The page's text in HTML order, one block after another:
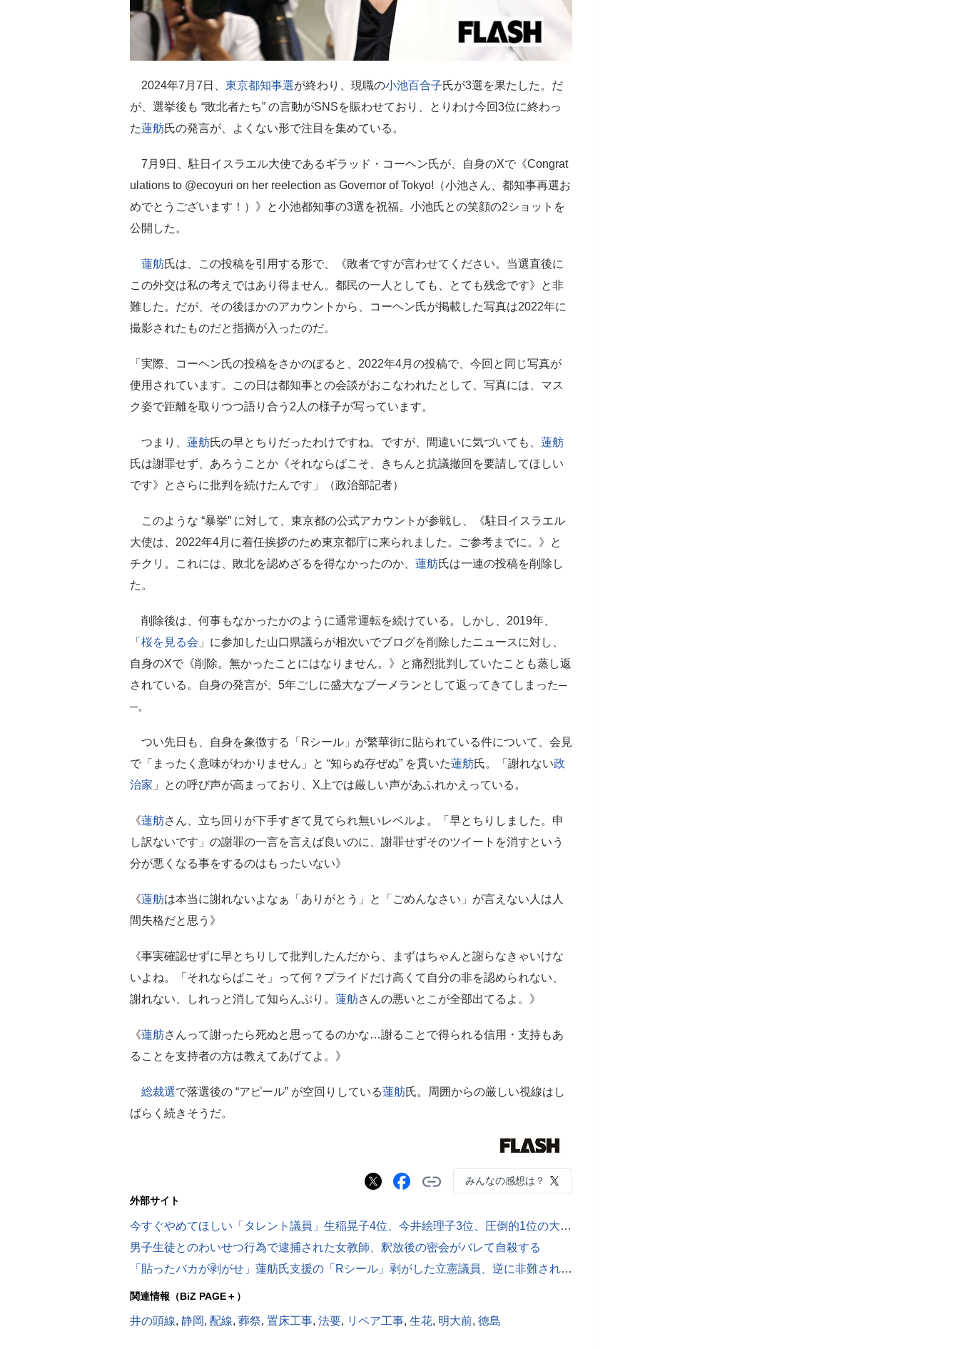
2024年7月7日、 東京都知事選が終わり、現職の小池百合子氏が3選を果たした。だ
が、選挙後も “敗北者たち” の言動がSNSを賑わせており、とりわけ今回3位に終わっ
た蓮舫氏の発言が、よくない形で注目を集めている。
7月9日、駐日イスラエル大使であるギラッド・コーヘン氏が、自身のXで《Congrat
ulations to @ecoyuri on her reelection as Governor of Tokyo!（小池さん、都知事再選お
めでとうございます！）》と小池都知事の3選を祝福。小池氏との笑顔の2ショットを
公開した。
蓮舫氏は、この投稿を引用する形で、《敗者ですが言わせてください。当選直後に
この外交は私の考えではあり得ません。都民の一人としても、とても残念です》と非
難した。だが、その後ほかのアカウントから、コーヘン氏が掲載した写真は2022年に
撮影されたものだと指摘が入ったのだ。
「実際、コーヘン氏の投稿をさかのぼると、2022年4月の投稿で、今回と同じ写真が
使用されています。この日は都知事との会談がおこなわれたとして、写真には、マス
ク姿で距離を取りつつ語り合う2人の様子が写っています。
つまり、 蓮舫氏の早とちりだったわけですね。ですが、間違いに気づいても、 蓮舫
氏は謝罪せず、あろうことか《それならばこそ、きちんと抗議撤回を要請してほしい
です》とさらに批判を続けたんです」（政治部記者）
このような “暴挙” に対して、東京都の公式アカウントが参戦し、《駐日イスラエル
大使は、2022年4月に着任挨拶のため東京都庁に来られました。ご参考までに。》と
チクリ。これには、敗北を認めざるを得なかったのか、 蓮舫氏は一連の投稿を削除し
た。
削除後は、何事もなかったかのように通常運転を続けている。しかし、2019年、
「 桜を見る会 」に参加した山口県議らが相次いでブログを削除したニュースに対し、
自身のXで《削除。無かったことにはなりません。》と痛烈批判していたことも蒸し返
されている。自身の発言が、5年ごしに盛大なブーメランとして返ってきてしまった─
─。
つい先日も、自身を象徴する「Rシール」が繁華街に貼られている件について、会見
で「まったく意味がわかりません」と “知らぬ存ぜぬ” を貫いた蓮舫氏。「謝れない政
治家 」との呼び声が高まっており、X上では厳しい声があふれかえっている。
《蓮舫さん、立ち回りが下手すぎて見てられ無いレベルよ。「早とちりしました。申
し訳ないです」の謝罪の一言を言えば良いのに、謝罪せずそのツイートを消すという
分が悪くなる事をするのはもったいない》
《蓮舫は本当に謝れないよなぁ「ありがとう」と「ごめんなさい」が言えない人は人
間失格だと思う》
《事実確認せずに早とちりして批判したんだから、まずはちゃんと謝らなきゃいけな
いよね。「それならばこそ」って何？プライドだけ高くて自分の非を認められない、
謝れない、しれっと消して知らんぷり。 蓮舫さんの悪いとこが全部出てるよ。》
《蓮舫さんって謝ったら死ぬと思ってるのかな…謝ることで得られる信用・支持もあ
ることを支持者の方は教えてあげてよ。》
総裁選で落選後の “アピール” が空回りしている蓮舫氏。周囲からの厳しい視線はし
ばらく続きそうだ。
みんなの感想は？
外部サイト
今すぐやめてほしい「タレント議員」生稲晃子4位、今井絵理子3位、圧倒的1位の大御所は？【500人アンケート】
男子生徒とのわいせつ行為で逮捕された女教師、釈放後の密会がバレて自殺する
「貼ったバカが剥がせ」蓮舫氏支援の「Rシール」剥がした立憲議員、逆に非難される “地獄絵図”
関連情報（BiZ PAGE＋）
井の頭線, 静岡, 配線, 葬祭, 置床工事, 法要, リペア工事, 生花, 明大前, 徳島